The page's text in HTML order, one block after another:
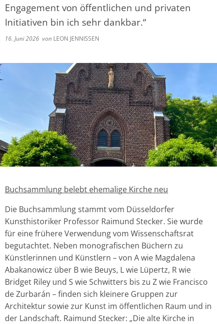
Engagement von öffentlichen und privaten
Initiativen bin ich sehr dankbar.“
16. Juni 2026 von LEON JENNISSEN
Buchsammlung belebt ehemalige Kirche neu
Die Buchsammlung stammt vom Düsseldorfer
Kunsthistoriker Professor Raimund Stecker. Sie wurde
für eine frühere Verwendung vom Wissenschaftsrat
begutachtet. Neben monografischen Büchern zu
Künstlerinnen und Künstlern – von A wie Magdalena
Abakanowicz über B wie Beuys, L wie Lüpertz, R wie
Bridget Riley und S wie Schwitters bis zu Z wie Francisco
de Zurbarán – finden sich kleinere Gruppen zur
Architektur sowie zur Kunst im öffentlichen Raum und in
der Landschaft. Raimund Stecker: „Die alte Kirche in